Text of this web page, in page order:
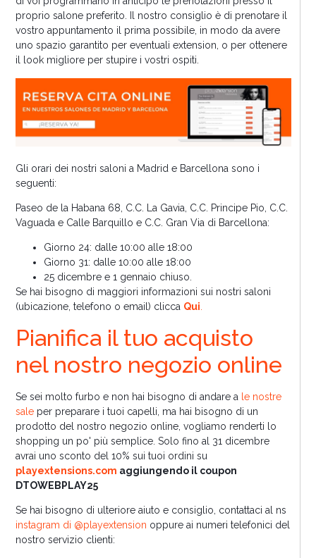
proprio salone preferito. Il nostro consiglio è di prenotare il
vostro appuntamento il prima possibile, in modo da avere
uno spazio garantito per eventuali extension, o per ottenere
il look migliore per stupire i vostri ospiti.
Gli orari dei nostri saloni a Madrid e Barcellona sono i
seguenti:
Paseo de la Habana 68, C.C. La Gavia, C.C. Principe Pio, C.C.
Vaguada e Calle Barquillo e C.C. Gran Via di Barcellona:
Giorno 24: dalle 10:00 alle 18:00
Giorno 31: dalle 10:00 alle 18:00
25 dicembre e 1 gennaio chiuso.
Se hai bisogno di maggiori informazioni sui nostri saloni
(ubicazione, telefono o email) clicca Qui.
Pianifica il tuo acquisto
nel nostro negozio online
Se sei molto furbo e non hai bisogno di andare a le nostre
sale per preparare i tuoi capelli, ma hai bisogno di un
prodotto del nostro negozio online, vogliamo renderti lo
shopping un po' più semplice. Solo fino al 31 dicembre
avrai uno sconto del 10% sui tuoi ordini su
playextensions.com aggiungendo il coupon
DTOWEBPLAY25
Se hai bisogno di ulteriore aiuto e consiglio, contattaci al ns
instagram di @playextension oppure ai numeri telefonici del
nostro servizio clienti: